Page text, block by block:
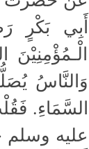
أَبِي بَكْرٍ
الْـمُؤْمِنِيْنَ
وَالنَّاسُ
السَّمَاءِ‏.‏
عليه وسلم